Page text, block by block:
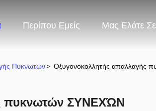
Περίπου Εμείς Μας Ελάτε
Πυκνωτών> Οξυγονοκολλητής απαλλαγής
πυκνωτών ΣΥΝΕΧΏΝ